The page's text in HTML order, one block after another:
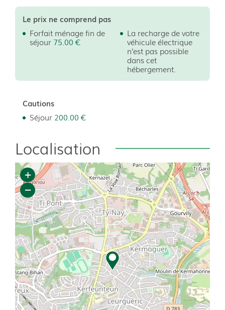
Le prix ne comprend pas
Forfait ménage fin de
séjour 75.00 €
La recharge de votre
véhicule électrique
n’est pas possible
dans cet
hébergement.
Cautions
Séjour 200.00 €
Localisation
+
−